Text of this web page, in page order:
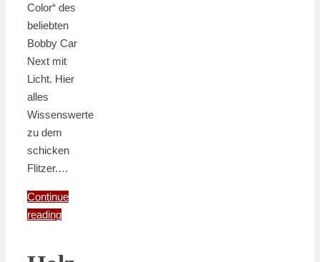
Color“ des
beliebten
Bobby Car
Next mit
Licht. Hier
alles
Wissenswerte
zu dem
schicken
Flitzer.…
Continue
reading